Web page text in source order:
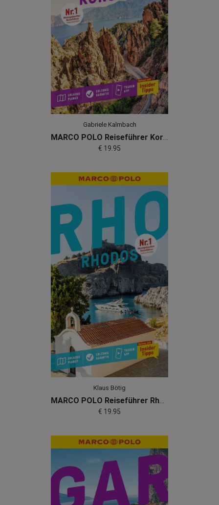
Gabriele Kalmbach
MARCO POLO Reiseführer Korsika
€ 19.95
Klaus Bötig
MARCO POLO Reiseführer Rhodos
€ 19.95